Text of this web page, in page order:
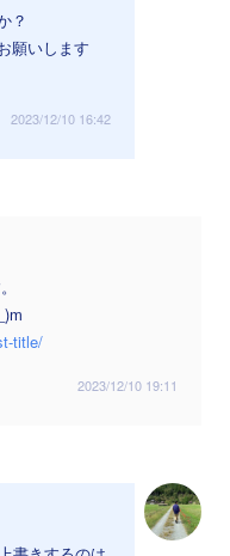
？
願いします
2023/12/10 16:42
title/
2023/12/10 19:11